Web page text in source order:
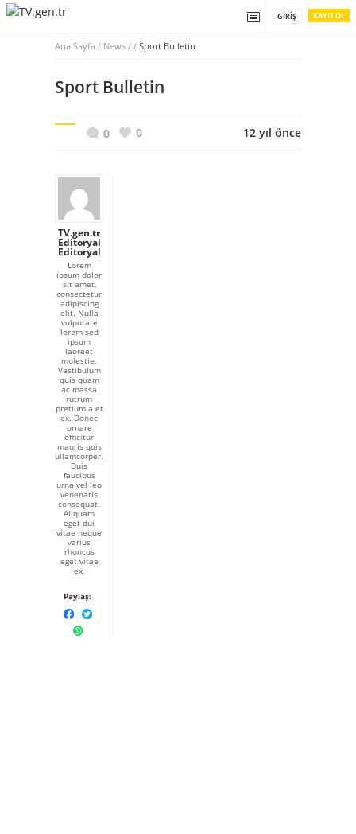
KAYIT OL
GIRIŞ
Ana Sayfa / News / / Sport Bulletin
Sport Bulletin
0 0 12 yıl önce
TV.gen.tr
Editoryal
Editoryal
Lorem
ipsum dolor
sit amet,
consectetur
adipiscing
elit. Nulla
vulputate
lorem sed
ipsum
laoreet
molestie.
Vestibulum
quis quam
ac massa
rutrum
pretium a et
ex. Donec
ornare
efficitur
mauris quis
ullamcorper.
Duis
faucibus
urna vel leo
venenatis
consequat.
Aliquam
eget dui
vitae neque
varius
rhoncus
eget vitae
ex.
Paylaş: